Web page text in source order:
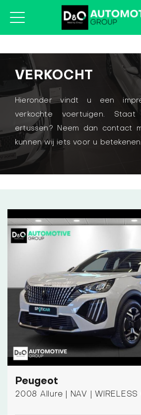
VERKOCHT
Hieronder vindt u een
verkochte voertuigen.
ertussen? Neem dan contact
kunnen wij iets voor u betekenen.
Peugeot
2008 Allure | NAV | WIRELESS